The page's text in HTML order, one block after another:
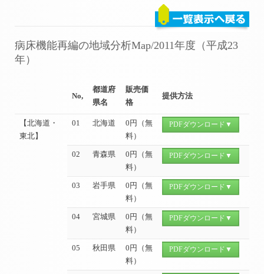
病床機能再編の地域分析Map/2011年度（平成23
年）
No,
都道府
県名
販売価
格
提供方法
【北海道・
東北】
01 北海道
0円（無
料）
PDFダウンロード▼
02 青森県
0円（無
料）
PDFダウンロード▼
03 岩手県
0円（無
料）
PDFダウンロード▼
04 宮城県
0円（無
料）
PDFダウンロード▼
05 秋田県
0円（無
料）
PDFダウンロード▼